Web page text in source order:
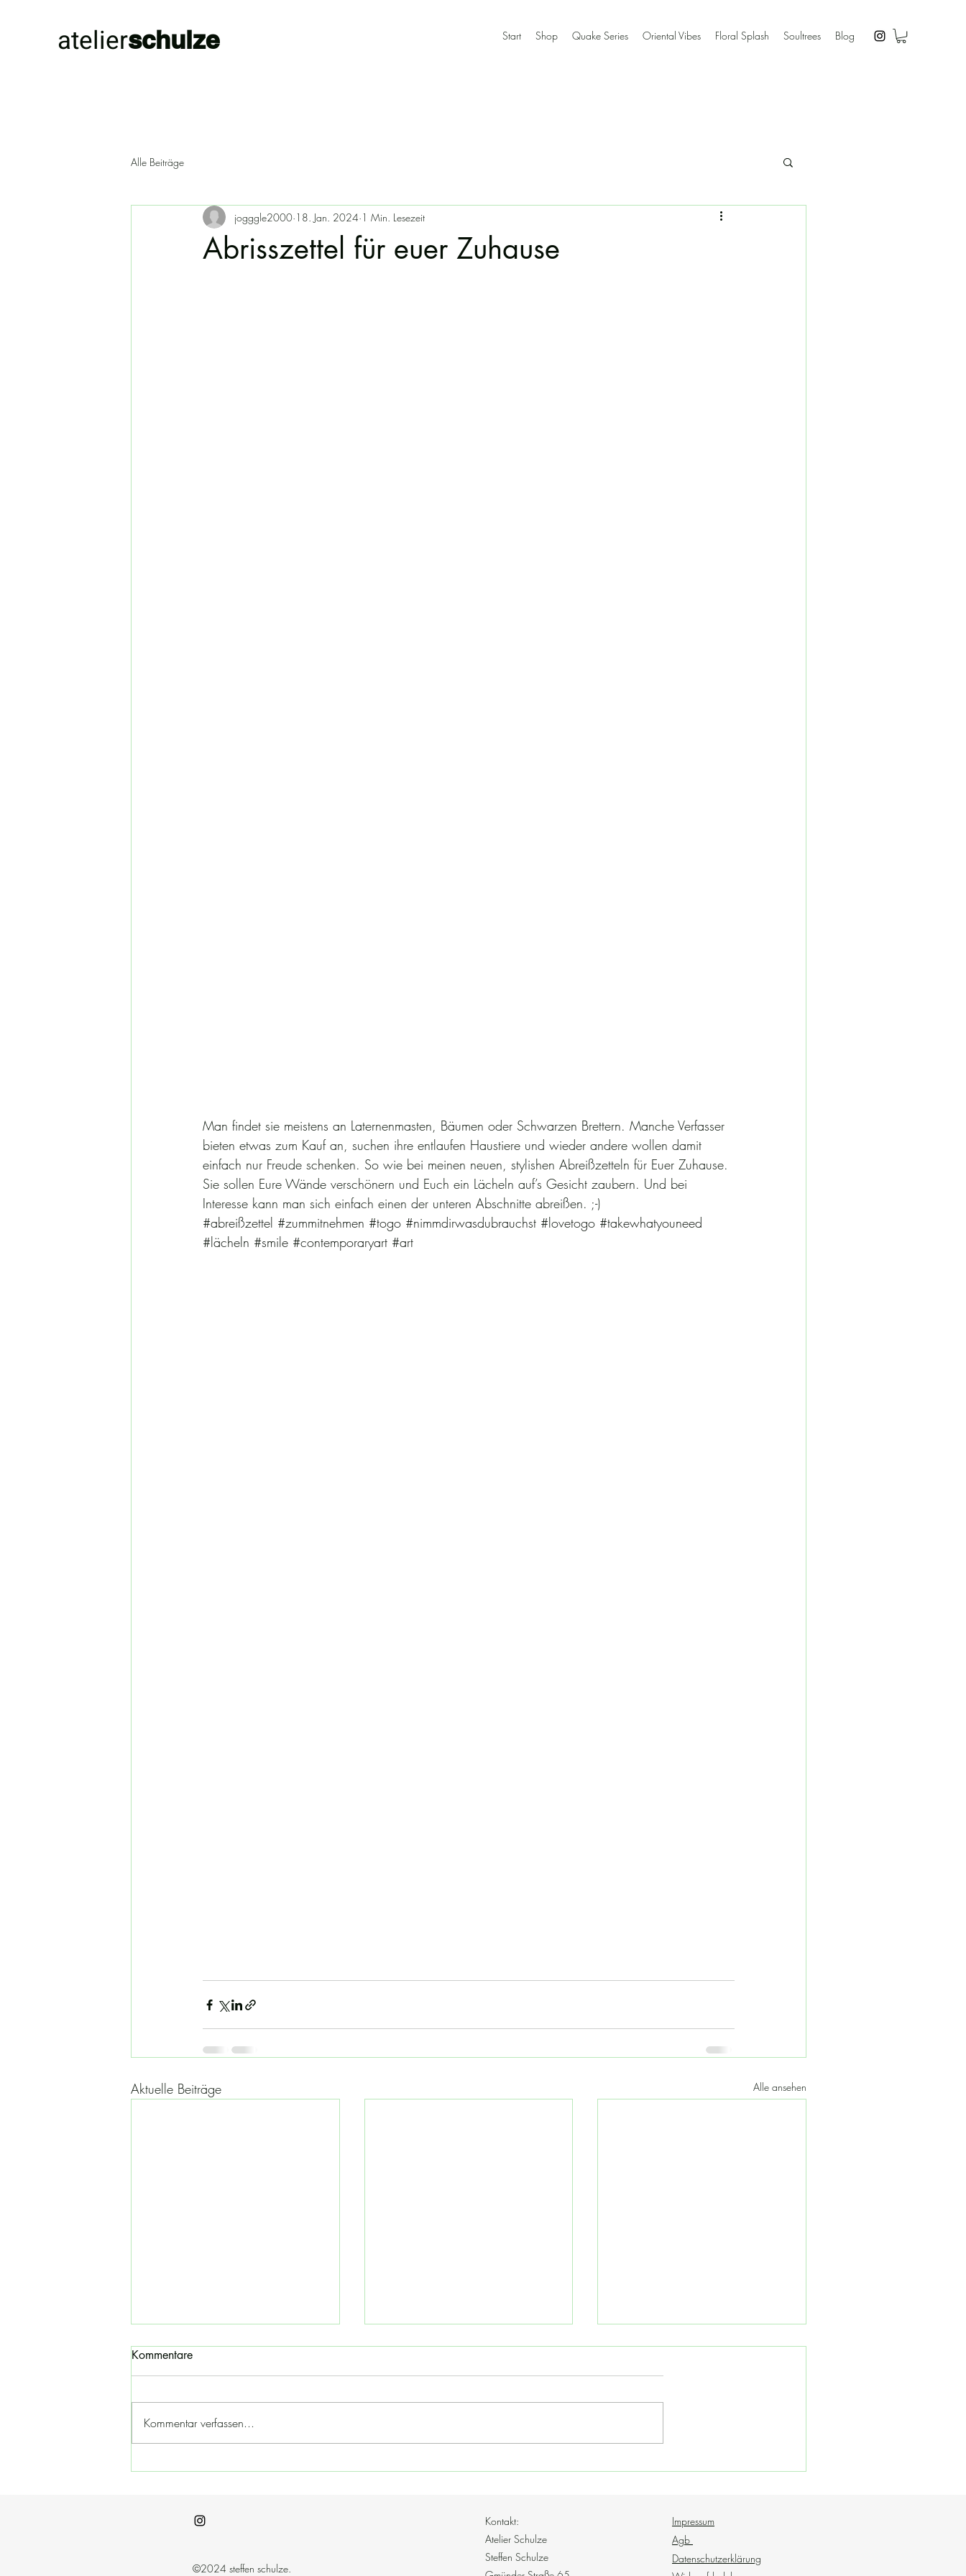
atelierschulze Start Shop Quake Series Oriental Vibes Floral Splash Soultrees Blog
Alle Beiträge
Abrisszettel für euer Zuhause
jogggle2000 18. Jan. 2024 1 Min. Lesezeit
Man findet sie meistens an Laternenmasten, Bäumen oder Schwarzen Brettern. Manche Verfasser
bieten etwas zum Kauf an, suchen ihre entlaufen Haustiere und wieder andere wollen damit
einfach nur Freude schenken. So wie bei meinen neuen, stylishen Abreißzetteln für Euer Zuhause.
Sie sollen Eure Wände verschönern und Euch ein Lächeln auf’s Gesicht zaubern. Und bei
Interesse kann man sich einfach einen der unteren Abschnitte abreißen. ;-)
#abreißzettel #zummitnehmen #togo #nimmdirwasdubrauchst #lovetogo #takewhatyouneed
#lächeln #smile #contemporaryart #art
Aktuelle Beiträge Alle ansehen
Kommentare
Kommentar verfassen...
©2024 steffen schulze.
Kontakt:
Atelier Schulze
Steffen Schulze
Impressum
Agb
Datenschutzerklärung